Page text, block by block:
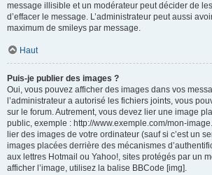
message illisible et un modérateur peut décider de
d’effacer le message. L’administrateur peut aussi
maximum de smileys par message.
Haut
Puis-je publier des images ?
Oui, vous pouvez afficher des images dans vos
l’administrateur a autorisé les fichiers joints, vous
sur le forum. Autrement, vous devez lier une image
public, exemple : http://www.exemple.com/mon-
lier des images de votre ordinateur (sauf si c’est un
images placées derrière des mécanismes
aux lettres Hotmail ou Yahoo!, sites protégés par un
afficher l’image, utilisez la balise BBCode [img].